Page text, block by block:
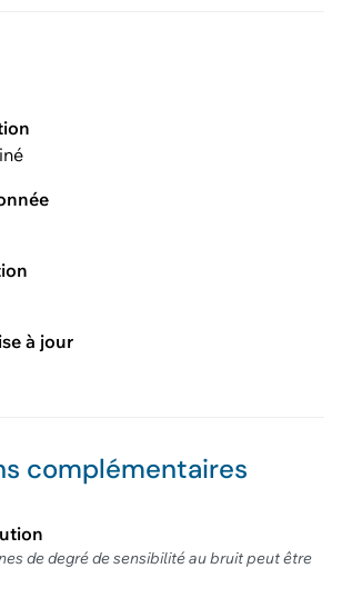
à jour
complémentaires
de degré de sensibilité au bruit peut être